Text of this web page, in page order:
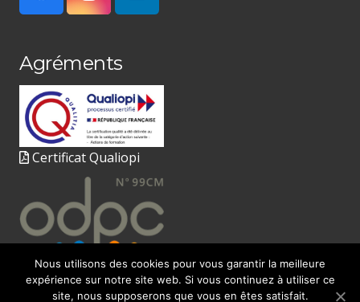
Agréments
Certificat Qualiopi
Nous utilisons des cookies pour vous garantir la meilleure
expérience sur notre site web. Si vous continuez à utiliser ce
site, nous supposerons que vous en êtes satisfait.